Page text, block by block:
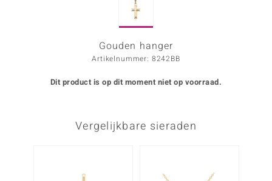
Gouden hanger
Artikelnummer: 8242BB
Dit product is op dit moment niet op voorraad.
Vergelijkbare sieraden